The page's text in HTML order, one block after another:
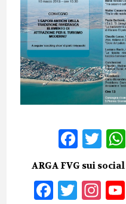
ARGA FVG sui social
Facebook